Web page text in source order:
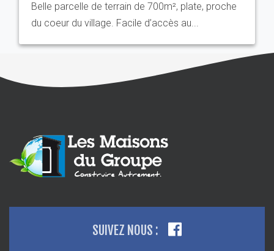
Belle parcelle de terrain de 700m², plate, proche
du coeur du village. Facile d’accès au...
SUIVEZ NOUS :